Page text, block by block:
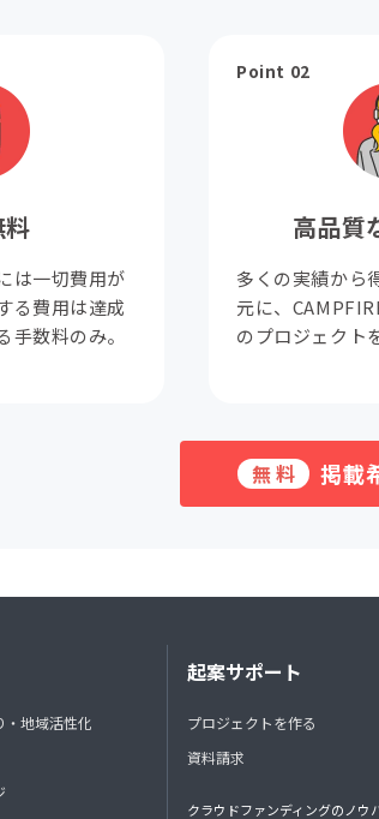
は一切費用が
る費用は達成
手数料のみ。
Point 02
高品質
多くの実績から
元に、
のプロジェクト
無料 掲載
・地域活性化
起案サポート
プロジェクトを作る
資料請求
クラウドファンディングのノウ